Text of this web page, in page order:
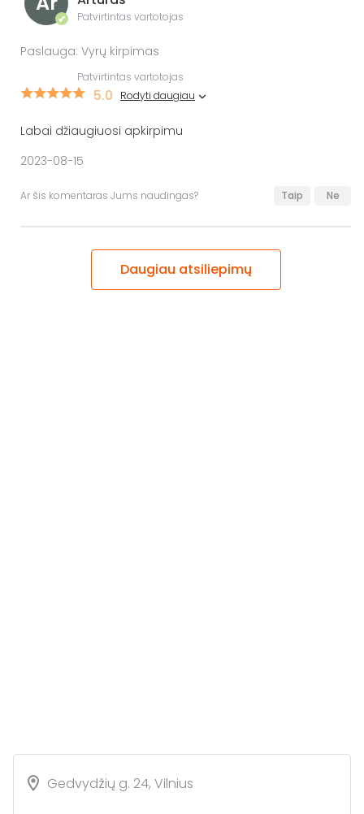
✔ Patvirtintas vartotojas
Paslauga: Vyrų kirpimas
Patvirtintas vartotojas
5.0 Rodyti daugiau
Labai džiaugiuosi apkirpimu
2023-08-15
Ar šis komentaras Jums naudingas? Taip Ne
Daugiau atsiliepimų
Gedvydžių g. 24, Vilnius